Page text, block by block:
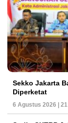
Sekko Jakarta
Diperketat
6 Agustus 2026 |